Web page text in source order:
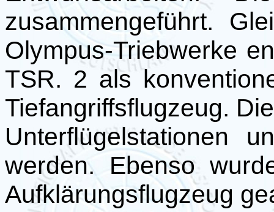
zusammengeführt.
Olympus-Triebwerke
TSR. 2 als
Tiefangriffsflugzeug.
Unterflügelstationen
werden. Ebenso
Aufklärungsflugzeug